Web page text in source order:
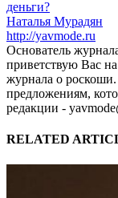
деньги?
Наталья Мурадян
http://yavmode.ru
Основатель
приветствую Вас
журнала о
предложениям,
редакции -
RELATED